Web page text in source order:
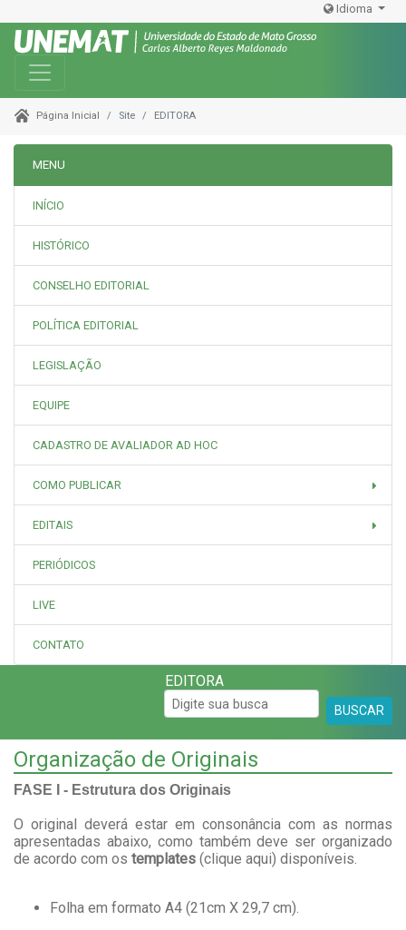
Idioma
Toggle navigation
Página Inicial Site EDITORA
MENU
INÍCIO
HISTÓRICO
CONSELHO EDITORIAL
POLÍTICA EDITORIAL
LEGISLAÇÃO
EQUIPE
CADASTRO DE AVALIADOR AD HOC
COMO PUBLICAR
EDITAIS
PERIÓDICOS
LIVE
CONTATO
EDITORA
BUSCAR
Organização de Originais
FASE I - Estrutura dos Originais
O original deverá estar em consonância com as normas
apresentadas abaixo, como também deve ser organizado
de acordo com os templates (clique aqui) disponíveis.
Folha em formato A4 (21cm X 29,7 cm).